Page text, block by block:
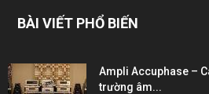
BÀI VIẾT PHỔ BIẾN
Ampli Accuphase –
trường âm...